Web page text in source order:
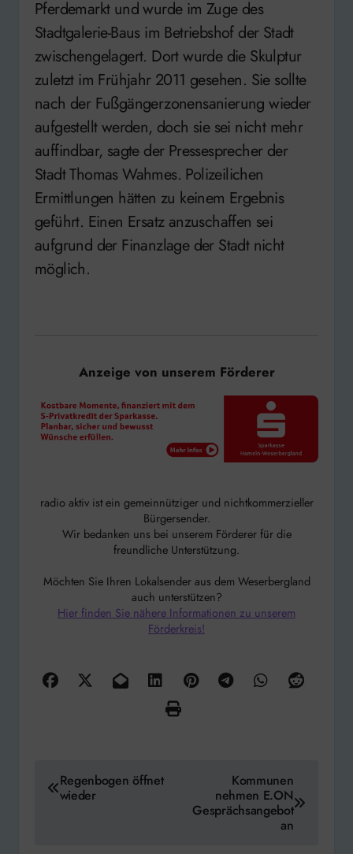
Pferdemarkt und wurde im Zuge des
Stadtgalerie-Baus im Betriebshof der Stadt
zwischengelagert. Dort wurde die Skulptur
zuletzt im Frühjahr 2011 gesehen. Sie sollte
nach der Fußgängerzonensanierung wieder
aufgestellt werden, doch sie sei nicht mehr
auffindbar, sagte der Pressesprecher der
Stadt Thomas Wahmes. Polizeilichen
Ermittlungen hätten zu keinem Ergebnis
geführt. Einen Ersatz anzuschaffen sei
aufgrund der Finanzlage der Stadt nicht
möglich.
Anzeige von unserem Förderer
radio aktiv ist ein gemeinnütziger und nichtkommerzieller
Bürgersender.
Wir bedanken uns bei unserem Förderer für die
freundliche Unterstützung.
Möchten Sie Ihren Lokalsender aus dem Weserbergland
auch unterstützen?
Hier finden Sie nähere Informationen zu unserem
Förderkreis!
Beitragsnavigation
Regenbogen öffnet
wieder
Kommunen
nehmen E.ON
Gesprächsangebot
an